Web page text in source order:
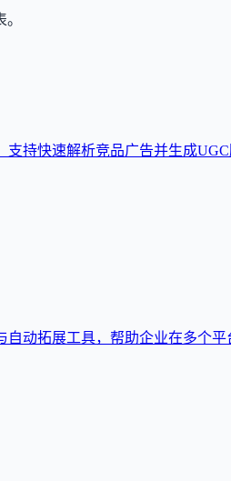
持快速解析竞品广告并生成UGC
动拓展工具，帮助企业在多个平